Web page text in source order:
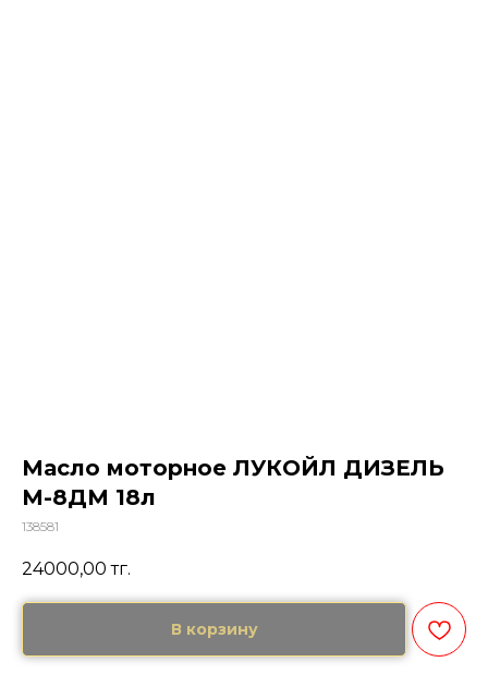
Масло моторное ЛУКОЙЛ ДИЗЕЛЬ
М-8ДМ 18л
138581
24000,00 тг.
В корзину